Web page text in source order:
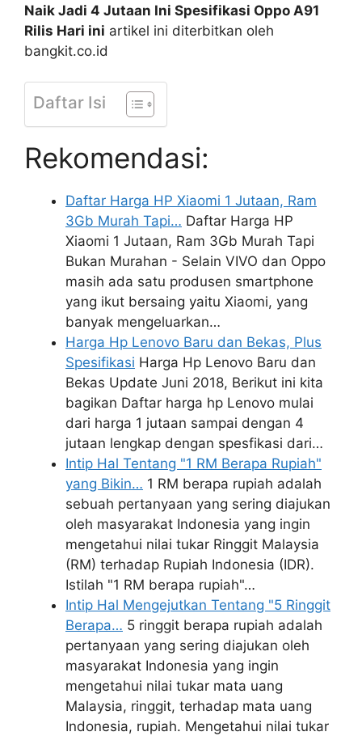
Naik Jadi 4 Jutaan Ini Spesifikasi Oppo A91
Rilis Hari ini artikel ini diterbitkan oleh
bangkit.co.id
Daftar Isi
Rekomendasi:
Daftar Harga HP Xiaomi 1 Jutaan, Ram
3Gb Murah Tapi… Daftar Harga HP
Xiaomi 1 Jutaan, Ram 3Gb Murah Tapi
Bukan Murahan - Selain VIVO dan Oppo
masih ada satu produsen smartphone
yang ikut bersaing yaitu Xiaomi, yang
banyak mengeluarkan…
Harga Hp Lenovo Baru dan Bekas, Plus
Spesifikasi Harga Hp Lenovo Baru dan
Bekas Update Juni 2018, Berikut ini kita
bagikan Daftar harga hp Lenovo mulai
dari harga 1 jutaan sampai dengan 4
jutaan lengkap dengan spesfikasi dari…
Intip Hal Tentang "1 RM Berapa Rupiah"
yang Bikin… 1 RM berapa rupiah adalah
sebuah pertanyaan yang sering diajukan
oleh masyarakat Indonesia yang ingin
mengetahui nilai tukar Ringgit Malaysia
(RM) terhadap Rupiah Indonesia (IDR).
Istilah "1 RM berapa rupiah"…
Intip Hal Mengejutkan Tentang "5 Ringgit
Berapa… 5 ringgit berapa rupiah adalah
pertanyaan yang sering diajukan oleh
masyarakat Indonesia yang ingin
mengetahui nilai tukar mata uang
Malaysia, ringgit, terhadap mata uang
Indonesia, rupiah. Mengetahui nilai tukar